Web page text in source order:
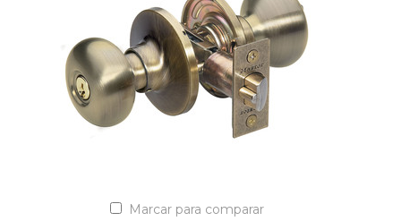
Marcar para comparar